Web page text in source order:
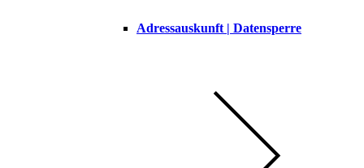
Adressauskunft | Datensperre